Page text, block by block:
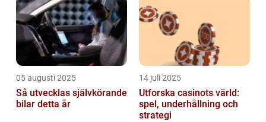
05 augusti 2025
Så utvecklas självkörande
bilar detta år
14 juli 2025
Utforska casinots värld:
spel, underhållning och
strategi